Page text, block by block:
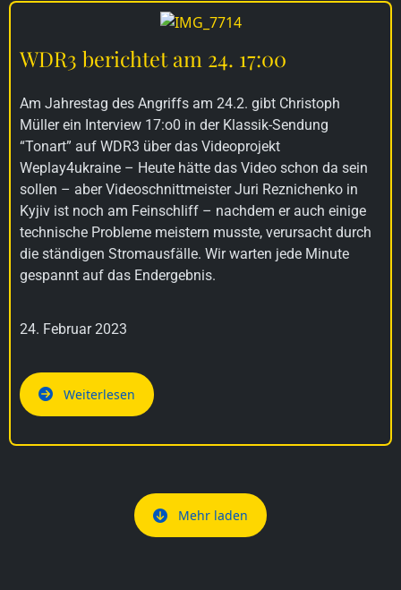
WDR3 berichtet am 24. 17:00
Am Jahrestag des Angriffs am 24.2. gibt Christoph
Müller ein Interview 17:o0 in der Klassik-Sendung
“Tonart” auf WDR3 über das Videoprojekt
Weplay4ukraine – Heute hätte das Video schon da sein
sollen – aber Videoschnittmeister Juri Reznichenko in
Kyjiv ist noch am Feinschliff – nachdem er auch einige
technische Probleme meistern musste, verursacht durch
die ständigen Stromausfälle. Wir warten jede Minute
gespannt auf das Endergebnis.
24. Februar 2023
Weiterlesen
Mehr laden